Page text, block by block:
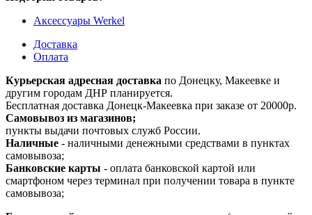
Аксессуары Werkel
Доставка
Оплата
Курьерская адресная доставка по Донецку, Макеевке и
другим городам ДНР планируется.
Бесплатная доставка Донецк-Макеевка при заказе от 20000р.
Самовывоз из магазинов;
пункты выдачи почтовых служб России.
Наличные - наличными денежными средствами в пунктах
самовывоза;
Банковские карты - оплата банковской картой или
смартфоном через терминал при получении товара в пункте
самовывоза;